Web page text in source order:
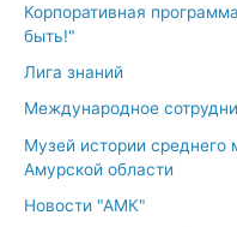
Корпоративная
быть!"
Лига знаний
Международное
Музей истории среднего
Амурской области
Новости "АМК"